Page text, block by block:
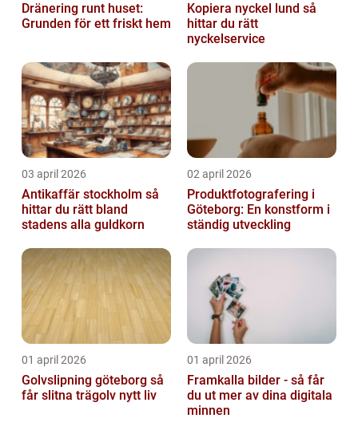
Dränering runt huset:
Grunden för ett friskt hem
Kopiera nyckel lund så
hittar du rätt
nyckelservice
03 april 2026
Antikaffär stockholm så
hittar du rätt bland
stadens alla guldkorn
02 april 2026
Produktfotografering i
Göteborg: En konstform i
ständig utveckling
01 april 2026
Golvslipning göteborg så
får slitna trägolv nytt liv
01 april 2026
Framkalla bilder - så får
du ut mer av dina digitala
minnen